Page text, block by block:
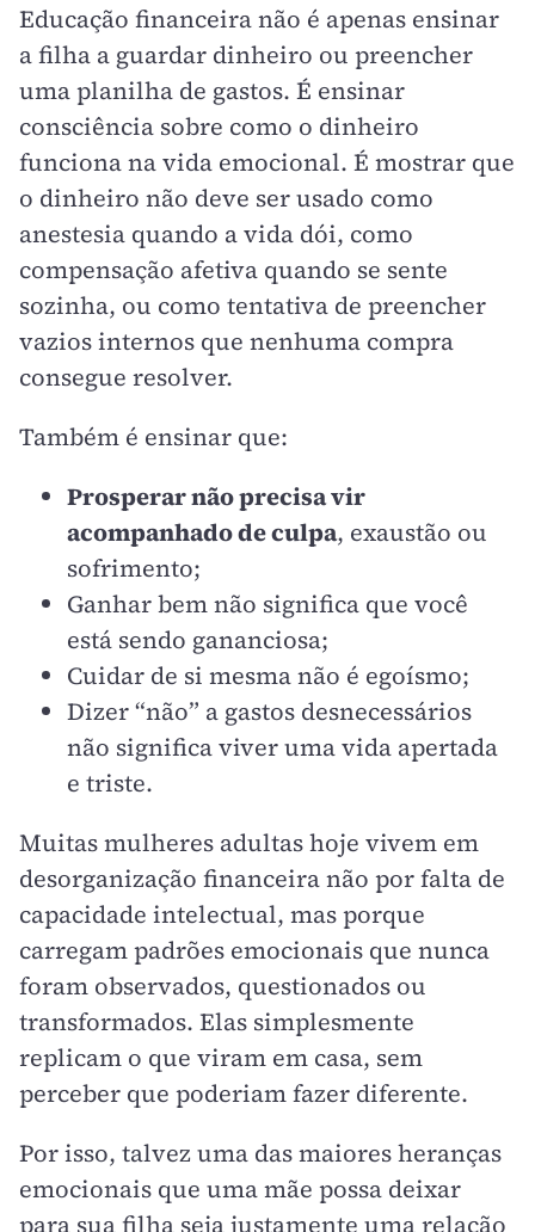
Educação financeira não é apenas ensinar
a filha a guardar dinheiro ou preencher
uma planilha de gastos. É ensinar
consciência sobre como o dinheiro
funciona na vida emocional. É mostrar que
o dinheiro não deve ser usado como
anestesia quando a vida dói, como
compensação afetiva quando se sente
sozinha, ou como tentativa de preencher
vazios internos que nenhuma compra
consegue resolver.
Também é ensinar que:
Prosperar não precisa vir
acompanhado de culpa, exaustão ou
sofrimento;
Ganhar bem não significa que você
está sendo gananciosa;
Cuidar de si mesma não é egoísmo;
Dizer “não” a gastos desnecessários
não significa viver uma vida apertada
e triste.
Muitas mulheres adultas hoje vivem em
desorganização financeira não por falta de
capacidade intelectual, mas porque
carregam padrões emocionais que nunca
foram observados, questionados ou
transformados. Elas simplesmente
replicam o que viram em casa, sem
perceber que poderiam fazer diferente.
Por isso, talvez uma das maiores heranças
emocionais que uma mãe possa deixar
para sua filha seja justamente uma relação